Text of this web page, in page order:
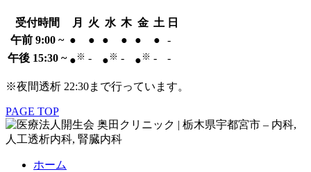
受付時間 月 火 水 木 金 土 日
午前 9:00 ~ ● ● ● ● ● ●
-
午後 15:30 ~ ● ※ - ● ※ - ● ※ - -
※夜間透析 22:30まで行っています。
PAGE TOP
ホーム